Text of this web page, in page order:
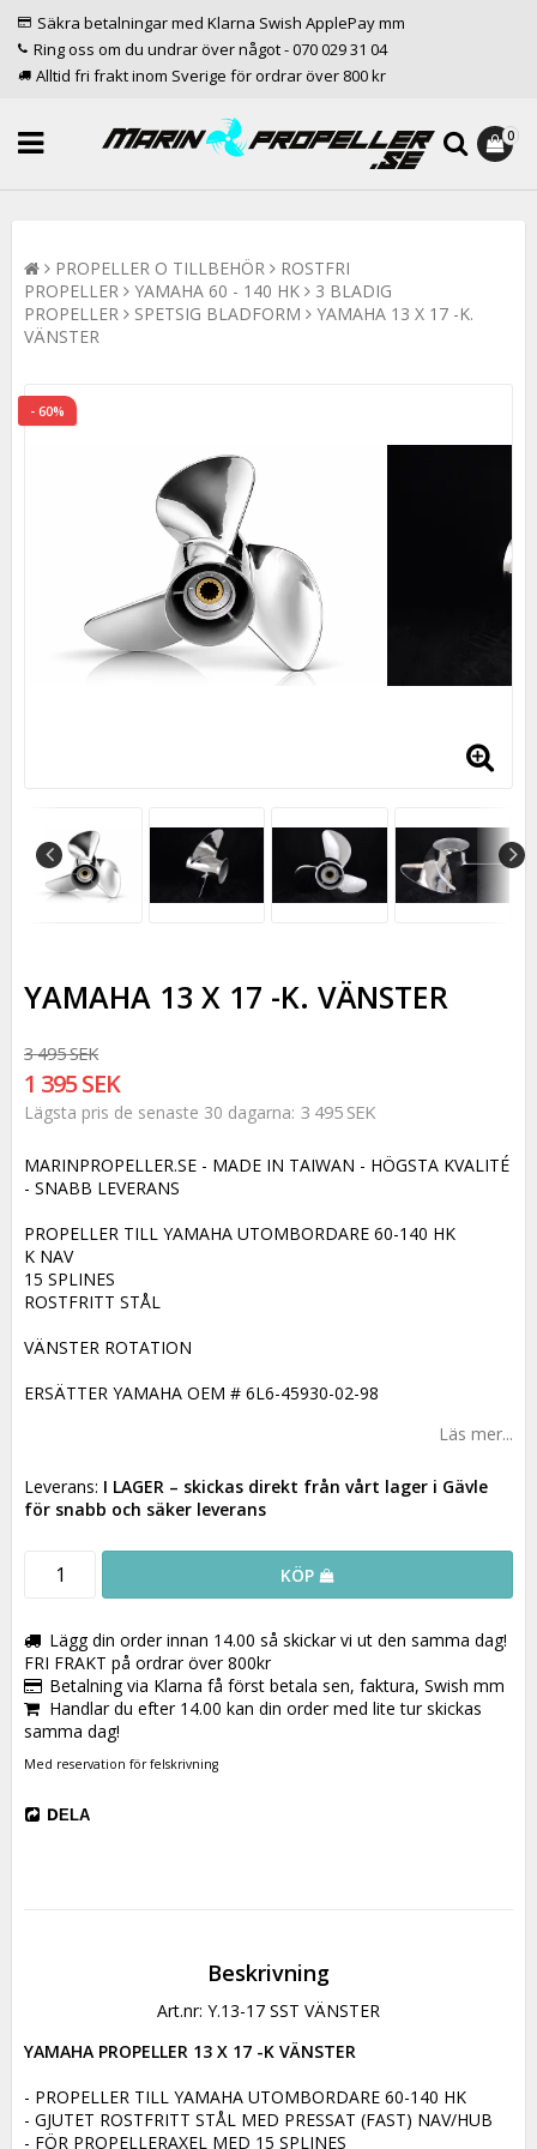
Säkra betalningar med Klarna Swish ApplePay mm
Ring oss om du undrar över något - 070 029 31 04
Alltid fri frakt inom Sverige för ordrar över 800 kr
0
PROPELLER O TILLBEHÖR
ROSTFRI
PROPELLER
YAMAHA 60 - 140 HK
3 BLADIG
PROPELLER
SPETSIG BLADFORM
YAMAHA 13 X 17 -K.
VÄNSTER
- 60%
YAMAHA 13 X 17 -K. VÄNSTER
3 495 SEK
1 395 SEK
Lägsta pris de senaste 30 dagarna 3 495 SEK
MARINPROPELLER.SE - MADE IN TAIWAN - HÖGSTA KVALITÉ
- SNABB LEVERANS
PROPELLER TILL YAMAHA UTOMBORDARE 60-140 HK
K NAV
15 SPLINES
ROSTFRITT STÅL
VÄNSTER ROTATION
ERSÄTTER YAMAHA OEM # 6L6-45930-02-98
Läs mer...
Leverans: I LAGER – skickas direkt från vårt lager i Gävle
för snabb och säker leverans
KÖP
Lägg din order innan 14.00 så skickar vi ut den samma dag!
FRI FRAKT på ordrar över 800kr
Betalning via Klarna få först betala sen, faktura, Swish mm
Handlar du efter 14.00 kan din order med lite tur skickas
samma dag!
Med reservation för felskrivning
DELA
Beskrivning
Art.nr: Y.13-17 SST VÄNSTER
YAMAHA PROPELLER 13 X 17 -K VÄNSTER
- PROPELLER TILL YAMAHA UTOMBORDARE 60-140 HK
- GJUTET ROSTFRITT STÅL MED PRESSAT (FAST) NAV/HUB
- FÖR PROPELLERAXEL MED 15 SPLINES